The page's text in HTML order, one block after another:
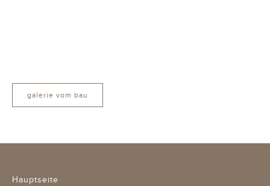
galerie vom bau
Hauptseite